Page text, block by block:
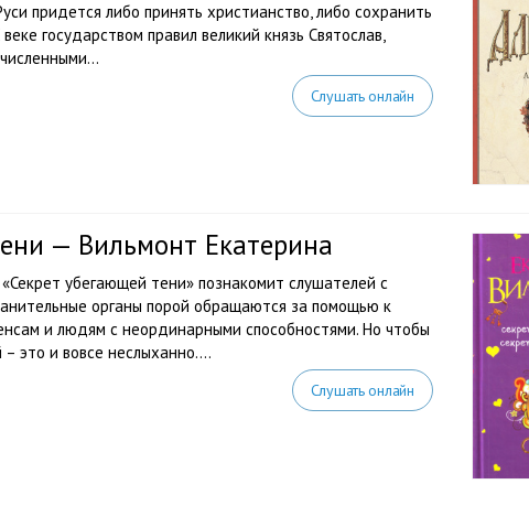
придется либо принять христианство, либо сохранить
государством правил великий князь Святослав,
Слушать онлайн
— Вильмонт Екатерина
убегающей тени» познакомит слушателей с
органы порой обращаются за помощью к
и людям с неординарными способностями. Но чтобы
это и вовсе неслыханно....
Слушать онлайн